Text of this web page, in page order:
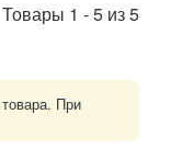
Товары 1 -5 из5
При